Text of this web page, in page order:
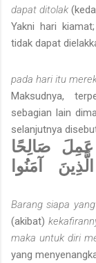
dapat ditolak
Yakni hari
tidak dapat
pada hari itu
Maksudnya,
sebagian lain
selanjutnya
صَالِحًا
آمَنُوا
Barang siapa
(akibat)
maka untuk diri
yang